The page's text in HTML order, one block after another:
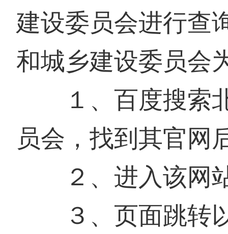
建设委员会进行查
和城乡建设委员会
１、百度搜索
员会，找到其官网
２、进入该网
３、页面跳转